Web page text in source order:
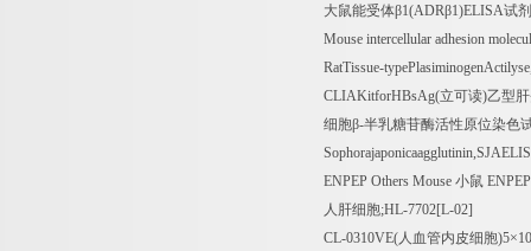
大鼠能受体β1(ADRβ1)ELISA试
Mouse intercellular adhesion
RatTissue-
CLIAKitforHBsAg(立可读)乙型
细胞β-半乳糖苷酶活性原位染色
ENPEP Others Mouse 小鼠
人肝细胞;HL-7702[L-02]
CL-0310VE(人血管内皮细胞)5×